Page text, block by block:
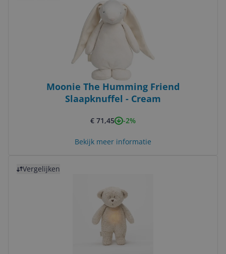
Moonie The Humming Friend
Slaapknuffel - Cream
€ 71,45 -2%
Bekijk meer informatie
Vergelijken